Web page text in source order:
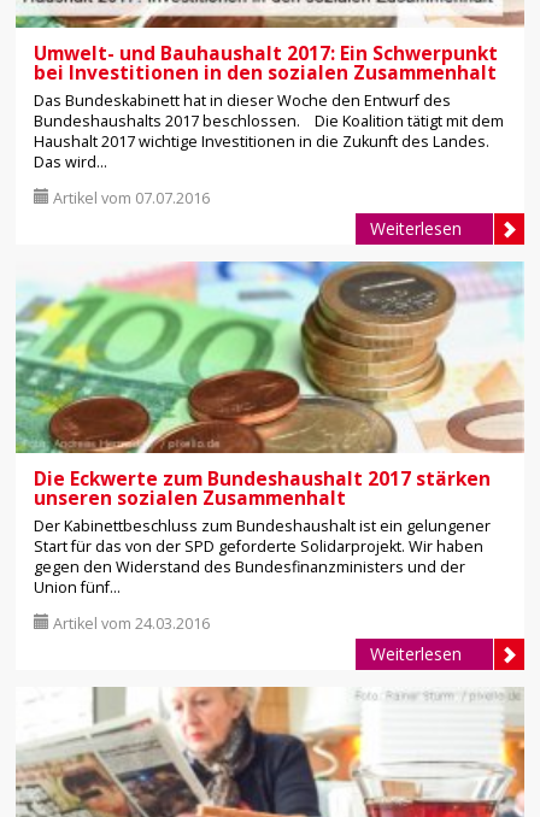
Umwelt- und Bauhaushalt 2017: Ein Schwerpunkt
bei Investitionen in den sozialen Zusammenhalt
Das Bundeskabinett hat in dieser Woche den Entwurf des
Bundeshaushalts 2017 beschlossen. Die Koalition tätigt mit dem
Haushalt 2017 wichtige Investitionen in die Zukunft des Landes.
Das wird...
Artikel vom 07.07.2016
Weiterlesen
Die Eckwerte zum Bundeshaushalt 2017 stärken
unseren sozialen Zusammenhalt
Der Kabinettbeschluss zum Bundeshaushalt ist ein gelungener
Start für das von der SPD geforderte Solidarprojekt. Wir haben
gegen den Widerstand des Bundesfinanzministers und der
Union fünf...
Artikel vom 24.03.2016
Weiterlesen